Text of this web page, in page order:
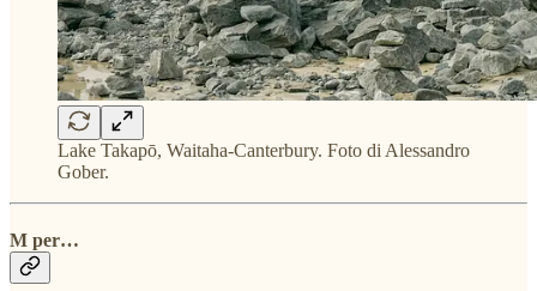
Lake Takapō, Waitaha-Canterbury. Foto di Alessandro
Gober.
M per…